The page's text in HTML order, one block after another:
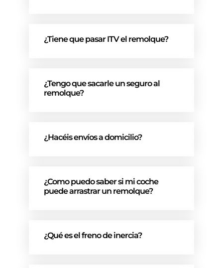
¿Tiene que pasar ITV el remolque?
¿Tengo que sacarle un seguro al
remolque?
¿Hacéis envíos a domicilio?
¿Como puedo saber si mi coche
puede arrastrar un remolque?
¿Qué es el freno de inercia?